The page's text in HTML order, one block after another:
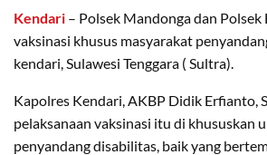
Kendari – Polsek Mandonga dan Polsek
vaksinasi khusus masyarakat
kendari, Sulawesi Tenggara ( Sultra).
Kapolres Kendari, AKBP Didik Erfianto,
pelaksanaan vaksinasi itu di khususkan
penyandang disabilitas, baik yang